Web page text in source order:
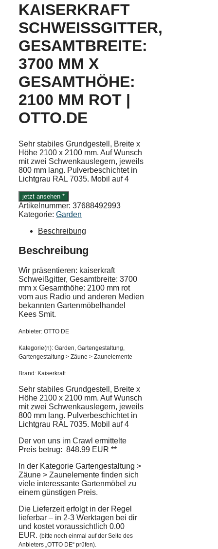
KAISERKRAFT
SCHWEISSGITTER, G
ESAMTBREITE: 3
700 MM X G
ESAMTHÖHE: 2
100 MM ROT | O
TTO.DE
Sehr stabiles Grundgestell, Breite x
Höhe 2100 x 2100 mm. Auf Wunsch
mit zwei Schwenkauslegern, jeweils
800 mm lang. Pulverbeschichtet in
Lichtgrau RAL 7035. Mobil auf 4
jetzt ansehen *
Artikelnummer: 37688492993
Kategorie: Garden
Beschreibung
Beschreibung
Wir präsentieren: kaiserkraft
Schweißgitter, Gesamtbreite: 3700
mm x Gesamthöhe: 2100 mm rot
vom aus Radio und anderen Medien
bekannten Gartenmöbelhandel
Kees Smit.
Anbieter: OTTO DE
Kategorie(n): Garden, Gartengestaltung,
Gartengestaltung > Zäune > Zaunelemente
Brand: Kaiserkraft
Sehr stabiles Grundgestell, Breite x
Höhe 2100 x 2100 mm. Auf Wunsch
mit zwei Schwenkauslegern, jeweils
800 mm lang. Pulverbeschichtet in
Lichtgrau RAL 7035. Mobil auf 4
Der von uns im Crawl ermittelte
Preis betrug: 848.99 EUR **
In der Kategorie Gartengestaltung >
Zäune > Zaunelemente finden sich
viele interessante Gartenmöbel zu
einem günstigen Preis.
Die Lieferzeit erfolgt in der Regel
lieferbar – in 2-3 Werktagen bei dir
und kostet voraussichtlich 0.00
EUR. (bitte noch einmal auf der Seite des
Anbieters „OTTO DE“ prüfen).